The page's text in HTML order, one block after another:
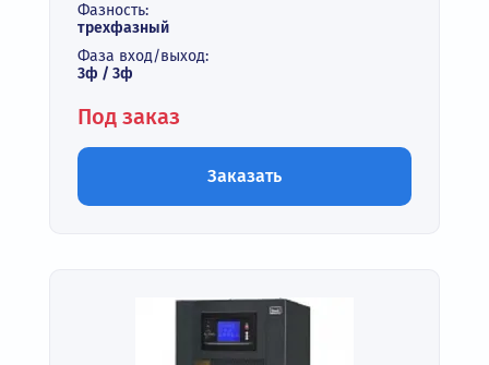
Фазность:
трехфазный
Фаза вход/выход:
3ф / 3ф
Под заказ
Заказать